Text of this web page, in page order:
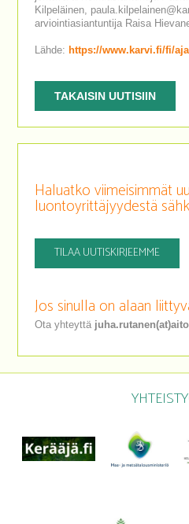
Kilpeläinen,
arviointiasiantuntija Raisa
Lähde: https://www.karvi.fi/fi/
TAKAISIN UUTISIIN
Haluatko viimeisimmät
luontoyrittäjyydestä
TILAA UUTISKIRJEEMME
Jos sinulla on alaan
Ota yhteyttä